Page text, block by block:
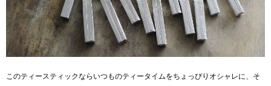
このティースティックならいつものティータイムをちょっぴりオシャレに、そ